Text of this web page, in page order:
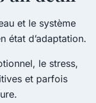
et le système
état d’adaptation.
le stress,
et parfois